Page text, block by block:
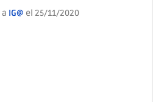
IG@ el 25/11/2020